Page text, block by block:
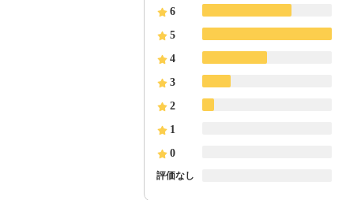
6
5
4
3
2
1
0
評価なし